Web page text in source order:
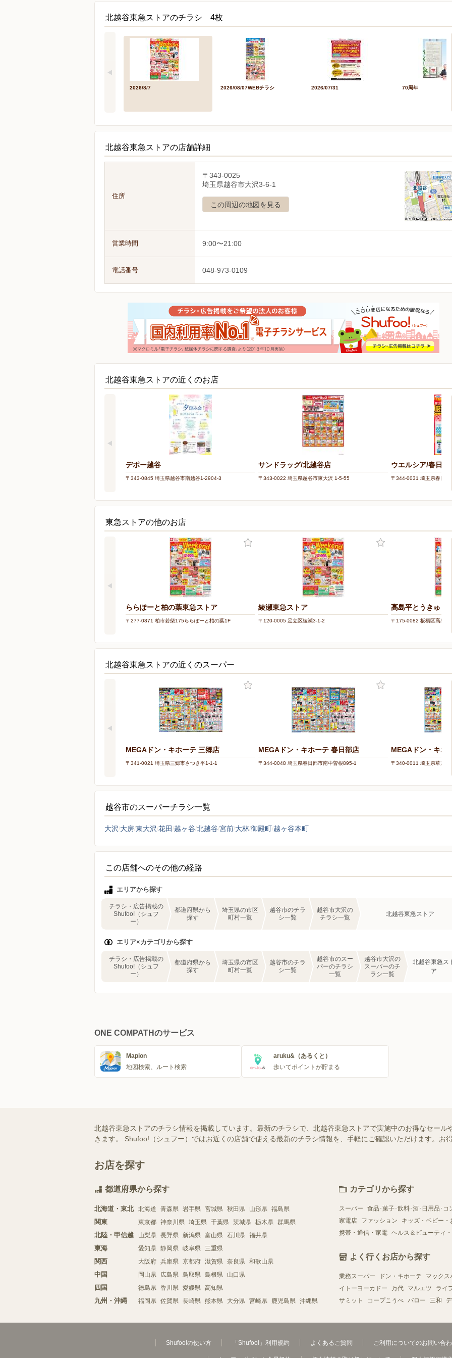
北越谷東急ストアのチラシ 4枚
2026/8/7 2026/08/07WEBチラシ 2026/07/31 70周年
北越谷東急ストアの店舗詳細
住所
〒343-0025
埼玉県越谷市大沢3-6-1
この周辺の地図を見る
営業時間 9:00〜21:00
電話番号 048-973-0109
北越谷東急ストアの近くのお店
デポー越谷
〒343-0845 埼玉県越谷市南越谷1-2904-3
サンドラッグ/北越谷店
〒343-0022 埼玉県越谷市東大沢 1-5-55
ウエルシア/春日部
〒344-0031 埼玉県春日部
東急ストアの他のお店
ららぽーと柏の葉東急ストア
〒277-0871 柏市若柴175ららぽーと柏の葉1F
綾瀬東急ストア
〒120-0005 足立区綾瀬3-1-2
高島平とうきゅう
〒175-0082 板橋区高島平
北越谷東急ストアの近くのスーパー
MEGAドン・キホーテ 三郷店
〒341-0021 埼玉県三郷市さつき平1-1-1
MEGAドン・キホーテ 春日部店
〒344-0048 埼玉県春日部市南中曽根895-1
MEGAドン・キホ
〒340-0011 埼玉県草加市
越谷市のスーパーチラシ一覧
大沢 大房東大沢 花田 越ヶ谷 北越谷 宮前 大林御殿町 越ヶ谷本町
この店舗へのその他の経路
エリアから探す
チラシ・広告掲載の
Shufoo!（シュフ
ー）
都道府県から
探す
埼玉県の市区
町村一覧
越谷市のチラ
シ一覧
越谷市大沢の
チラシ一覧
北越谷東急ストア
エリア×カテゴリから探す
チラシ・広告掲載の
Shufoo!（シュフ
ー）
都道府県から
探す
埼玉県の市区
町村一覧
越谷市のチラ
シ一覧
越谷市のスー
パーのチラシ
一覧
越谷市大沢の
スーパーのチ
ラシ一覧
北越谷東急ス
ア
ONE COMPATHのサービス
Mapion
地図検索、ルート検索
aruku&（あるくと）
歩いてポイントが貯まる
北越谷東急ストアのチラシ情報を掲載しています。最新のチラシで、北越谷東急ストアで実施中のお得なセール
きます。 Shufoo!（シュフー）ではお近くの店舗で使える最新のチラシ情報を、手軽にご確認いただけます。お
お店を探す
都道府県から探す
北海道・東北 北海道 青森県 岩手県 宮城県 秋田県 山形県 福島県
関東 東京都 神奈川県 埼玉県 千葉県 茨城県 栃木県 群馬県
北陸・甲信越 山梨県 長野県 新潟県 富山県 石川県 福井県
東海 愛知県 静岡県 岐阜県 三重県
関西 大阪府 兵庫県 京都府 滋賀県 奈良県 和歌山県
中国 岡山県 広島県 鳥取県 島根県 山口県
四国 徳島県 香川県 愛媛県 高知県
九州・沖縄 福岡県 佐賀県 長崎県 熊本県 大分県 宮崎県 鹿児島県 沖縄県
カテゴリから探す
スーパー 食品･菓子･飲料･酒･日用品･コ
家電店
ファッション キッズ・ベビー・
携帯・通信・家電 ヘルス＆ビューティ
よく行くお店から探す
業務スーパー ドン・キホーテ マックス
イトーヨーカドー
万代 マルエツ ライ
サミット
コープこうべ バロー 三和
Shufoo!の使い方 「Shufoo!」利用規約 よくあるご質問 ご利用についてのお問い合